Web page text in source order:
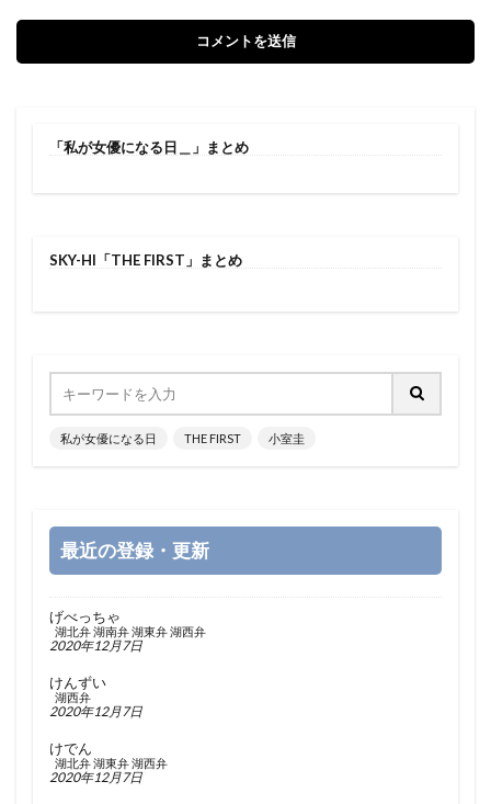
「私が女優になる日＿」まとめ
SKY-HI「THE FIRST」まとめ
私が女優になる日 THE FIRST 小室圭
最近の登録・更新
げべっちゃ
湖北弁湖南弁湖東弁湖西弁
2020年12月7日
けんずい
湖西弁
2020年12月7日
けでん
湖北弁湖東弁湖西弁
2020年12月7日